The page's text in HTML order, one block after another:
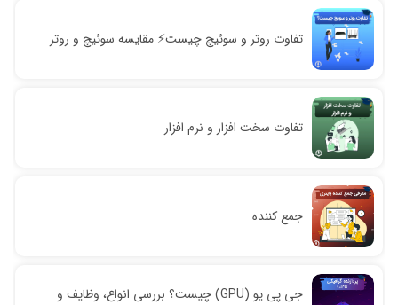
تفاوت روتر و سوئیچ چیست⚡️ مقایسه سوئیچ و روتر
تفاوت سخت افزار و نرم افزار
جمع کننده
جی پی یو (GPU) چیست؟ بررسی انواع، وظایف و